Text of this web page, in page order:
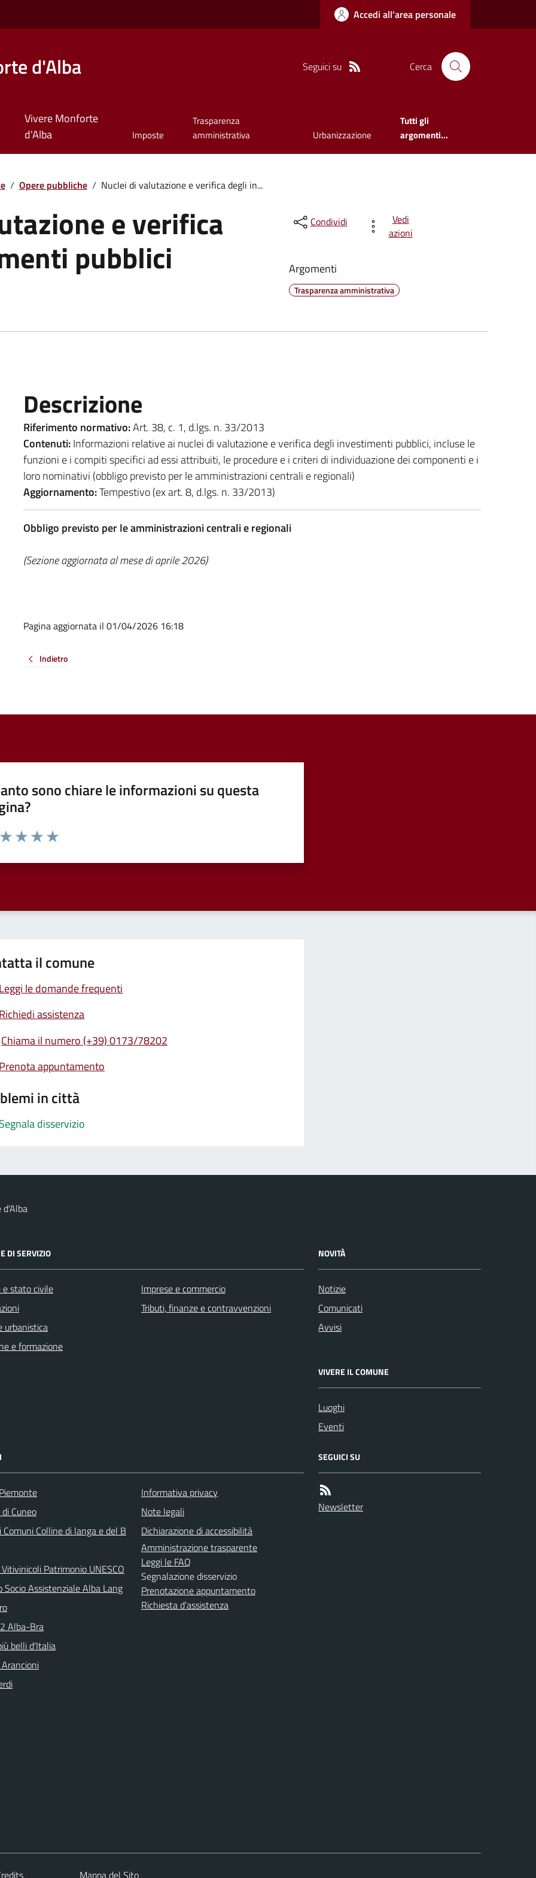
Accedi all'area personale
d'Alba Seguici su Cerca
Vivere Monforte
d'Alba
Imposte
Trasparenza
amministrativa
Urbanizzazione
Tutti gli
argomenti...
/ Opere pubbliche / Nuclei di valutazione e verifica degli in...
e verifica
pubblici
Condividi
Vedi
azioni
Argomenti
Trasparenza amministrativa
Descrizione
Riferimento normativo:Art. 38, c. 1, d.lgs. n. 33/2013
Contenuti:Informazioni relative ai nuclei di valutazione e verifica degli investimenti pubblici, incluse le
funzioni e i compiti specifici ad essi attribuiti, le procedure e i criteri di individuazione dei componenti e i
loro nominativi (obbligo previsto per le amministrazioni centrali e regionali)
Aggiornamento:Tempestivo (ex art. 8, d.lgs. n. 33/2013)
Obbligo previsto per le amministrazioni centrali e regionali
(Sezione aggiornata al mese di aprile 2026)
Pagina aggiornata il 01/04/2026 16:18
Indietro
sono chiare le informazioni su questa
da 1 a 5 stelle la pagina
il comune
le domande frequenti
assistenza
Chiama il numero (+39) 0173/78202
appuntamento
in città
disservizio
d'Alba
DI SERVIZIO
e stato civile
urbanistica
e formazione
Imprese e commercio
Tributi, finanze e contravvenzioni
NOVITÀ
Notizie
Comunicati
Avvisi
VIVERE IL COMUNE
Luoghi
Eventi
Cuneo
Comuni Colline di langa e del B
Patrimonio UNESCO
Socio Assistenziale Alba Lang
Alba-Bra
belli d'Italia
Informativa privacy
Note legali
Dichiarazione di accessibilità
Amministrazione trasparente
Leggi le FAQ
Segnalazione disservizio
Prenotazione appuntamento
Richiesta d'assistenza
SEGUICI SU
Newsletter
Mappa del Sito